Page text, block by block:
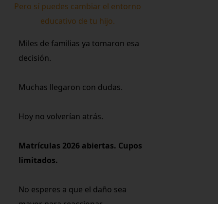
Pero sí puedes cambiar el entorno
educativo de tu hijo.
Miles de familias ya tomaron esa
decisión.
Muchas llegaron con dudas.
Hoy no volverían atrás.
Matrículas 2026 abiertas. Cupos
limitados.
No esperes a que el daño sea